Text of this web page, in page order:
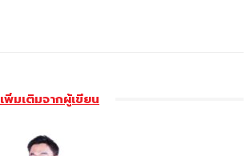
เพิ่มเติมจากผู้เขียน